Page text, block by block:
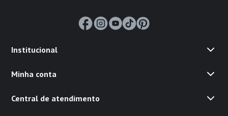
Institucional
Minha conta
Central de atendimento